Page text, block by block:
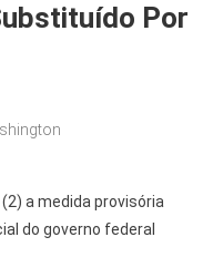
Por
a medida provisória
do governo federal